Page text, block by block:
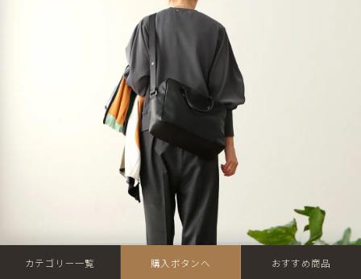
カテゴリー一覧 購入ボタンへ おすすめ商品